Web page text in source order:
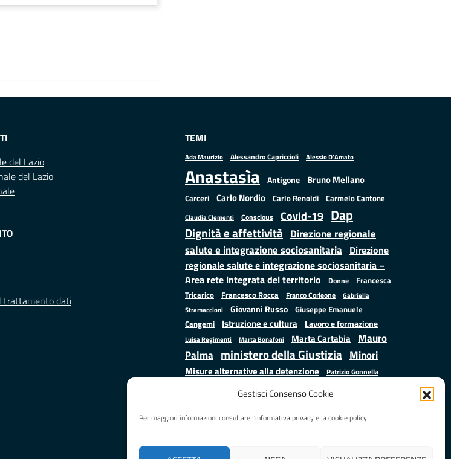
Gestisci Consenso Cookie
Per maggiori informazioni consultare l’informativa privacy e la cookie policy.
del Lazio
del Lazio
trattamento dati
TEMI
Ada Maurizio Alessandro Capriccioli Alessio D'Amato
Anastasìa Antigone Bruno Mellano
Carceri Carlo Nordio Carlo Renoldi Carmelo Cantone
Claudia Clementi Conscious Covid-19 Dap
Dignità e affettività Direzione regionale
salute e integrazione sociosanitaria Direzione
regionale salute e integrazione sociosanitaria –
Area rete integrata del territorio
Donne
Francesca
Tricarico
Francesco Rocca Franco Corleone
Gabriella
Stramaccioni
Giovanni Russo Giuseppe Emanuele
Cangemi
Istruzione e cultura Lavoro e formazione
Luisa Regimenti Marta Bonafoni Marta Cartabia Mauro
Palma ministero della Giustizia Minori
Misure alternative alla detenzione Patrizio Gonnella
Samuele Ciambriello
Mattarella Situazione in numeri
Stefano